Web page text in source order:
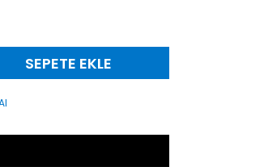
SEPETE EKLE